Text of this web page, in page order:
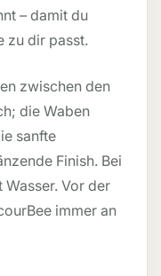
– damit du
zu dir passt.
zwischen den
die Waben
sanfte
Finish. Bei
Vor der
immer an